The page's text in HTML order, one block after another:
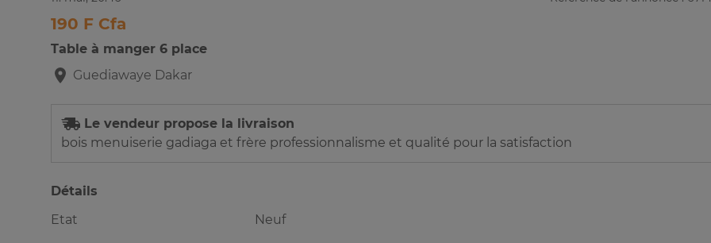
190 F Cfa
Table à manger 6 place
Guediawaye Dakar
Le vendeur propose la livraison
bois menuiserie gadiaga et frère professionnalisme et qualité pour la satisfaction
Détails
Etat
Neuf